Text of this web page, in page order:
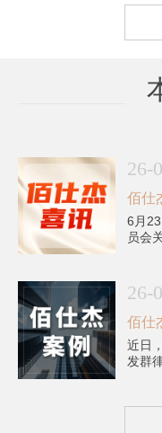
26-
佰仕
6月
员会
26-
佰仕
近日
发群